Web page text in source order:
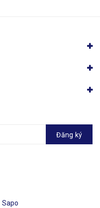
Đăng ký
Sapo